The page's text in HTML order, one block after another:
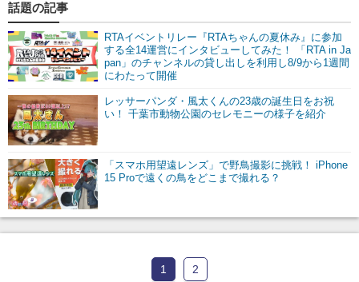
マンガ
ニコニコQ
話題の記事
RTAイベントリレー『RTAちゃんの夏休み』に参加
する全14運営にインタビューしてみた！ 「RTA in Ja
pan」のチャンネルの貸し出しを利用し8/9から1週間
にわたって開催
レッサーパンダ・風太くんの23歳の誕生日をお祝
い！ 千葉市動物公園のセレモニーの様子を紹介
「スマホ用望遠レンズ」で野鳥撮影に挑戦！ iPhone
15 Proで遠くの鳥をどこまで撮れる？
1 2